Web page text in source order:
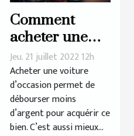
Comment
acheter une
voiture
d’occasion
récente ?
Jeu. 21 juillet 2022 12h
Acheter une voiture
d’occasion permet de
débourser moins
d’argent pour acquérir ce
bien. C’est aussi mieux...